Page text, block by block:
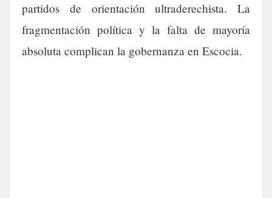
partidos de orientación ultraderechista. La
fragmentación política y la falta de mayoría
absoluta complican la gobernanza en Escocia.